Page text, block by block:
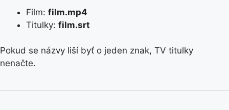
Film: film.mp4
Titulky: film.srt
Pokud se názvy liší byť o jeden znak, TV titulky
nenačte.